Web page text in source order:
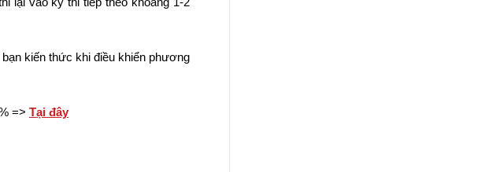
kiến thức khi điều khiển phương
=> Tại đây